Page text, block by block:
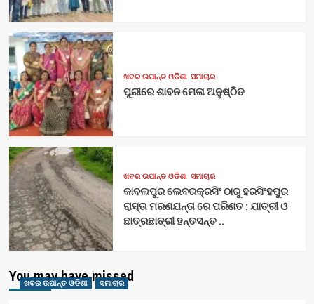
ଖବର ଉପାନ୍ତ ଓଡିଶା ସମାଚାର
ପୁରୀରେ ଶାବନ ମେଳା ଅନୁଷ୍ଠିତ
ଖବର ଉପାନ୍ତ ଓଡିଶା ସମାଚାର
କାବଲପୁର ଲେବରକ୍ରସିଂ ଠାରୁ ହରସିଂହପୁର
ରାସ୍ତା ମରଣଯନ୍ତା ରେ ପରିଣତ : ଯାତ୍ରୀ ଓ
ଛାତ୍ରଛାତ୍ରୀ ହନ୍ତସନ୍ତ ..
You may have missed
ଖବର ଉପାନ୍ତ ଓଡିଶା ସମାଚାର